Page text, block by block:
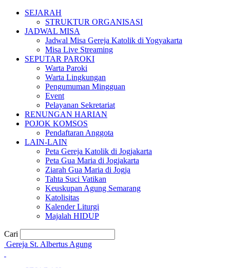
SEJARAH
STRUKTUR ORGANISASI
JADWAL MISA
Jadwal Misa Gereja Katolik di Yogyakarta
Misa Live Streaming
SEPUTAR PAROKI
Warta Paroki
Warta Lingkungan
Pengumuman Mingguan
Event
Pelayanan Sekretariat
RENUNGAN HARIAN
POJOK KOMSOS
Pendaftaran Anggota
LAIN-LAIN
Peta Gereja Katolik di Jogjakarta
Peta Gua Maria di Jogjakarta
Ziarah Gua Maria di Jogja
Tahta Suci Vatikan
Keuskupan Agung Semarang
Katolisitas
Kalender Liturgi
Majalah HIDUP
Cari
Gereja St. Albertus Agung